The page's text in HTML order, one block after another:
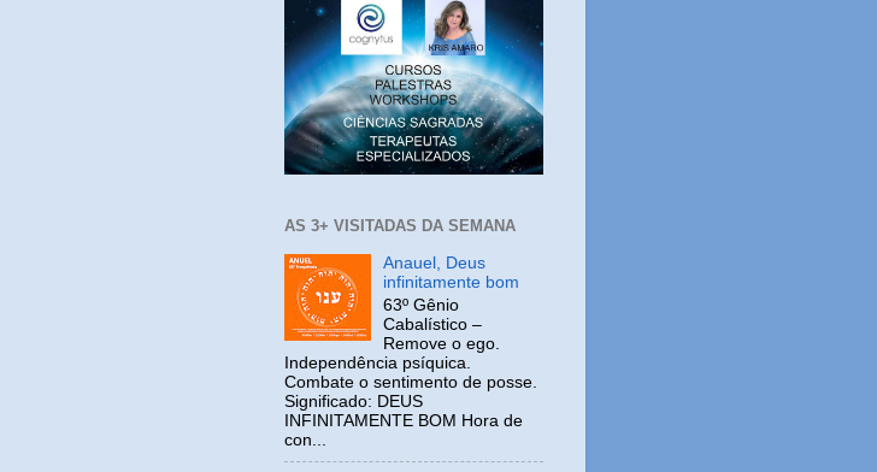
AS 3+ VISITADAS DA SEMANA
Anauel, Deus
infinitamente bom
63º Gênio
Cabalístico –
Remove o ego.
Independência psíquica.
Combate o sentimento de posse.
Significado: DEUS
INFINITAMENTE BOM Hora de
con...